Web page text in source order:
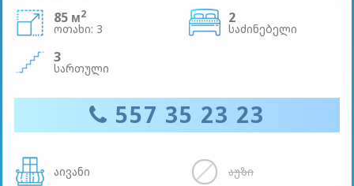
85 м2
ოთახი: 3
2
საძინებელი
3
სართული
557 35 23 23
აივანი აუზი